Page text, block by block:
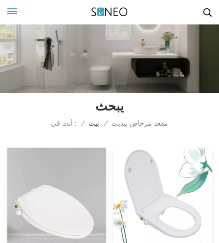
يبحث
أنت في : / بيت / مقعد مرحاض بيديت